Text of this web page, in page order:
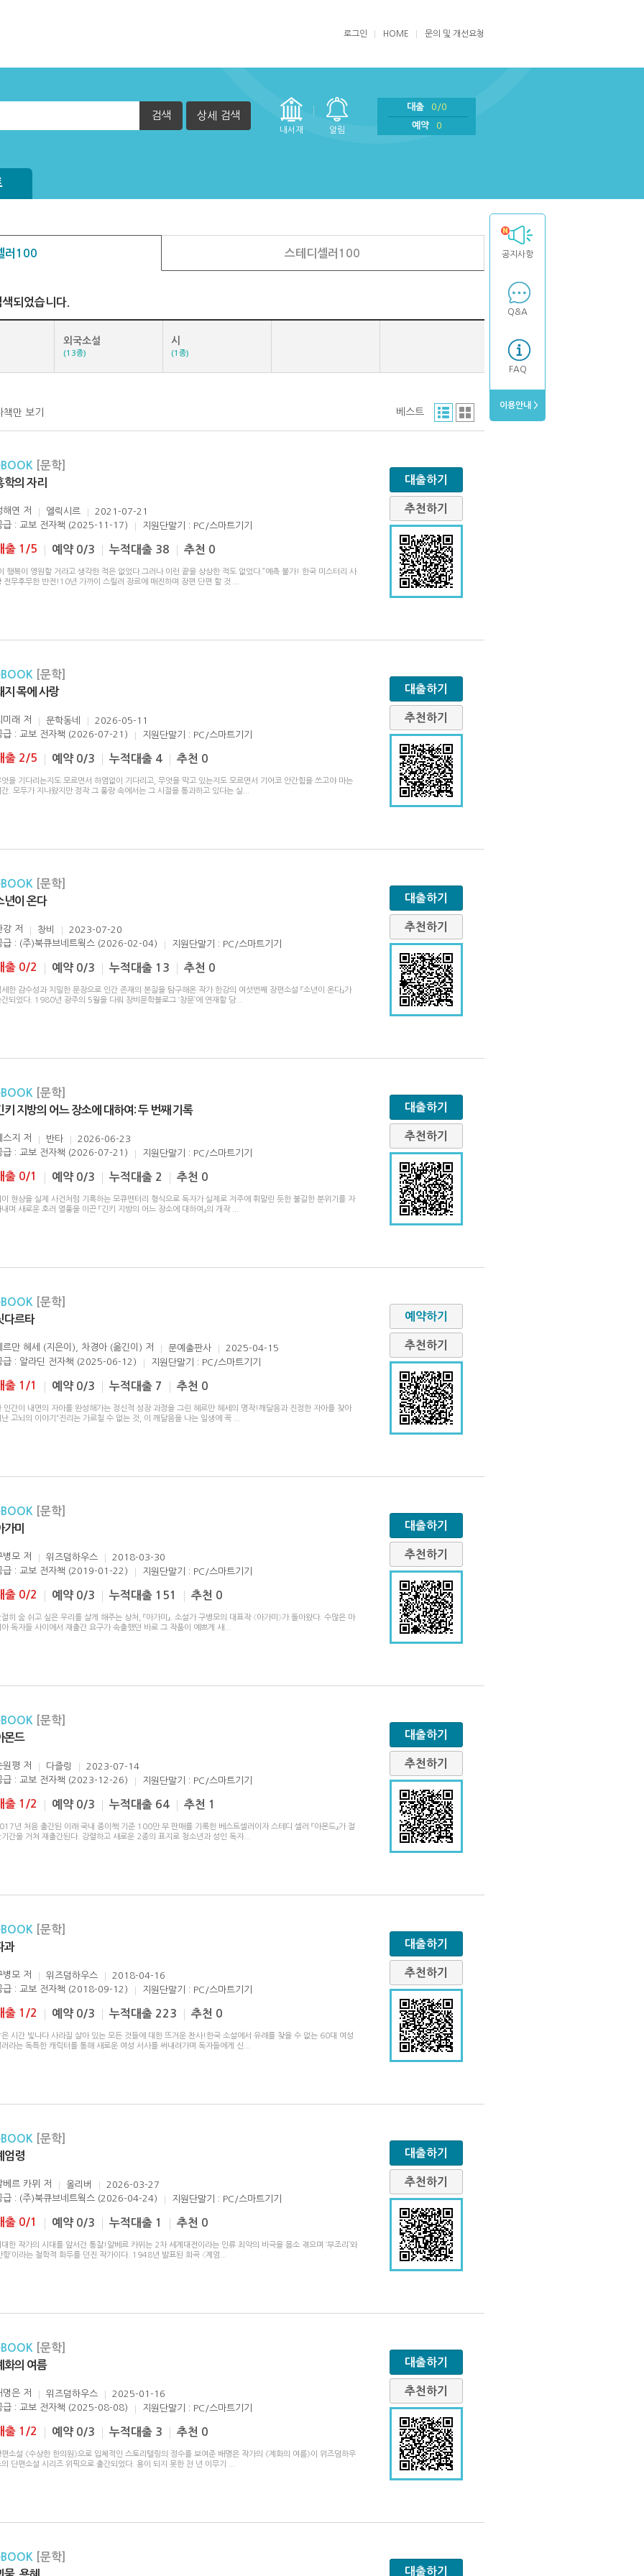
로그인 HOME 문의 및 개선요청
검색 상세 검색
내서재 알림
대출
0/0
예약
0
공지사항
Q&A
FAQ
이용안내 >
러100 스테디셀러100
되었습니다.
외국소설
(13종)
시
(1종)
만 보기 베스트
[문학]
학의 자리
해연 저 엘릭시르
2021-07-21
급 : 교보 전자책 (2025-11-17)
지원단말기 : PC/스마트기기
출 1/5 예약 0/3 누적대출 38 추천 0
행복이 영원할 거라고 생각한 적은 없었다.그러나 이런 끝을 상상한 적도 없었다.”예측 불가! 한국 미스터리 사
전무후무한 반전!10년 가까이 스릴러 장르에 매진하며 장편 단편 할 것
대출하기
추천하기
[문학]
지 목에 사랑
미래 저 문학동네
2026-05-11
급 : 교보 전자책 (2026-07-21)
지원단말기 : PC/스마트기기
출 2/5 예약 0/3 누적대출 4 추천 0
엇을 기다리는지도 모르면서 하염없이 기다리고, 무엇을 막고 있는지도 모르면서 기어코 안간힘을 쓰고야 마는
간. 모두가 지나왔지만 정작 그 풍랑 속에서는 그 시절을 통과하고 있다는 실
대출하기
추천하기
[문학]
년이 온다
강 저 창비
2023-07-20
급 : (주)북큐브네트웍스 (2026-02-04)
지원단말기 : PC/스마트기기
출 0/2 예약 0/3 누적대출 13 추천 0
세한 감수성과 치밀한 문장으로 인간 존재의 본질을 탐구해온 작가 한강의 여섯번째 장편소설 『소년이 온다』가
간되었다. 1980년 광주의 5월을 다뤄 창비문학블로그 ‘창문’에 연재할 당...
대출하기
추천하기
[문학]
키 지방의 어느 장소에 대하여: 두 번째 기록
스지 저 반타
2026-06-23
급 : 교보 전자책 (2026-07-21)
지원단말기 : PC/스마트기기
출 0/1 예약 0/3 누적대출 2 추천 0
이 현상을 실제 사건처럼 기록하는 모큐멘터리 형식으로 독자가 실제로 저주에 휘말린 듯한 불길한 분위기를 자
내며 새로운 호러 열풍을 이끈 『긴키 지방의 어느 장소에 대하여』의 개작
대출하기
추천하기
[문학]
다르타
르만 헤세 (지은이), 차경아 (옮긴이) 저 문예출판사
2025-04-15
급 : 알라딘 전자책 (2025-06-12)
지원단말기 : PC/스마트기기
출 1/1 예약 0/3 누적대출 7 추천 0
인간이 내면의 자아를 완성해가는 정신적 성장 과정을 그린 헤르만 헤세의 명작!깨달음과 진정한 자아를 찾아
난 고뇌의 이야기“진리는 가르칠 수 없는 것, 이 깨달음을 나는 일생에 꼭
예약하기
추천하기
[문학]
가미
병모 저 위즈덤하우스
2018-03-30
급 : 교보 전자책 (2019-01-22)
지원단말기 : PC/스마트기기
출 0/2 예약 0/3 누적대출 151 추천 0
절히 숨 쉬고 싶은 우리를 살게 해주는 상처, 『아가미』. 소설가 구병모의 대표작 〈아가미〉가 돌아왔다. 수많은 마
아 독자들 사이에서 재출간 요구가 속출했던 바로 그 작품이 예쁘게 새
대출하기
추천하기
[문학]
몬드
원평 저 다즐링
2023-07-14
급 : 교보 전자책 (2023-12-26)
지원단말기 : PC/스마트기기
출 1/2 예약 0/3 누적대출 64 추천 1
년 처음 출간된 이래 국내 종이책 기준 100만 부 판매를 기록한 베스트셀러이자 스테디 셀러 『아몬드』가 절
기간을 거쳐 재출간된다. 강렬하고 새로운 2종의 표지로 청소년과 성인 독자...
대출하기
추천하기
[문학]
과
병모 저 위즈덤하우스
2018-04-16
급 : 교보 전자책 (2018-09-12)
지원단말기 : PC/스마트기기
출 1/2 예약 0/3 누적대출 223 추천 0
은 시간 빛나다 사라질 살아 있는 모든 것들에 대한 뜨거운 찬사!한국 소설에서 유례를 찾을 수 없는 60대 여성
러라는 독특한 캐릭터를 통해 새로운 여성 서사를 써내려가며 독자들에게 신
대출하기
추천하기
[문학]
엄령
베르 카뮈 저 올리버
2026-03-27
급 : (주)북큐브네트웍스 (2026-04-24)
지원단말기 : PC/스마트기기
출 0/1 예약 0/3 누적대출 1 추천 0
대한 작가의 시대를 앞서간 통찰!알베르 카뮈는 2차 세계대전이라는 인류 최악의 비극을 몸소 겪으며 ‘부조리’와
항’이라는 철학적 화두를 던진 작가이다. 1948년 발표된 희곡 〈계엄
대출하기
추천하기
[문학]
화의 여름
명은 저 위즈덤하우스
2025-01-16
급 : 교보 전자책 (2025-08-08)
지원단말기 : PC/스마트기기
출 1/2 예약 0/3 누적대출 3 추천 0
편소설 《수상한 한의원》으로 입체적인 스토리텔링의 정수를 보여준 배명은 작가의 《계화의 여름》이 위즈덤하우
의 단편소설 시리즈 위픽으로 출간되었다. 용이 되지 못한 천 년 이무기
대출하기
추천하기
[문학]
대출하기